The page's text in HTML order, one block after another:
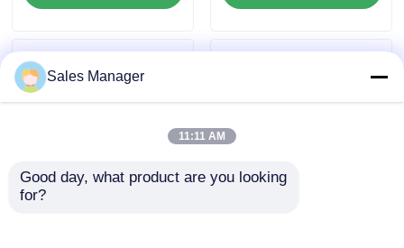
ช่องเสียบ USB
ขั้วต่อ USB Type C
ช่องเสียบไมโคร HDMI
Sales Manager
11:11 AM
Good day, what product are you looking
for?